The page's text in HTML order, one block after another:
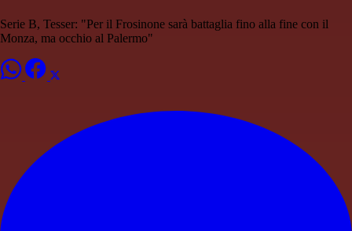
Serie B, Tesser: "Per il Frosinone sarà battaglia fino alla fine con il
Monza, ma occhio al Palermo"